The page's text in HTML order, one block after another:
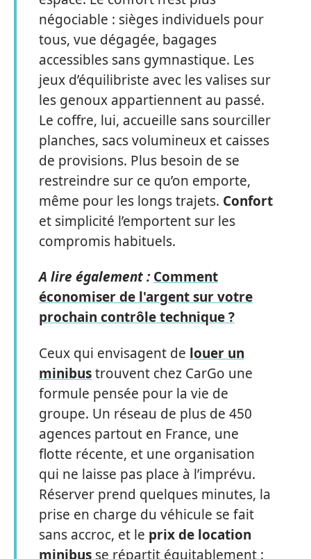
négociable : sièges individuels pour
tous, vue dégagée, bagages
accessibles sans gymnastique. Les
jeux d’équilibriste avec les valises sur
les genoux appartiennent au passé.
Le coffre, lui, accueille sans sourciller
planches, sacs volumineux et caisses
de provisions. Plus besoin de se
restreindre sur ce qu’on emporte,
même pour les longs trajets. Confort
et simplicité l’emportent sur les
compromis habituels.
A lire également : Comment
économiser de l'argent sur votre
prochain contrôle technique ?
Ceux qui envisagent de louer un
minibustrouvent chez CarGo une
formule pensée pour la vie de
groupe. Un réseau de plus de 450
agences partout en France, une
flotte récente, et une organisation
qui ne laisse pas place à l’imprévu.
Réserver prend quelques minutes, la
prise en charge du véhicule se fait
sans accroc, et le prix de location
minibus se répartit équitablement :